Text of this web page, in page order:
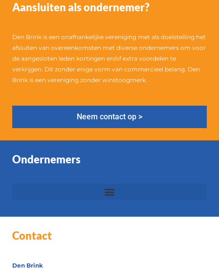
Aansluiten als ondernemer?
Den Brink is een onafhankelijke vereniging met als doelstelling het
afsluiten van overeenkomsten met diverse ondernemers om voor
de aangesloten leden kortingen en/of extra voordelen te
verkrijgen. Dit zonder enige vorm van commercieel belang. Den
Brink is een vereniging zonder winstoogmerk.
Neem contact op >
Ondernemers
Contact
Den Brink